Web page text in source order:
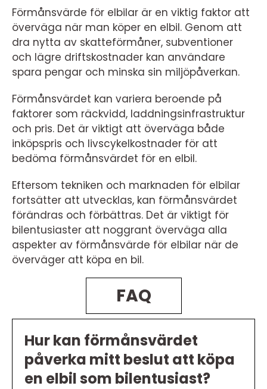
Förmånsvärde för elbilar är en viktig faktor att
överväga när man köper en elbil. Genom att
dra nytta av skatteförmåner, subventioner
och lägre driftskostnader kan användare
spara pengar och minska sin miljöpåverkan.
Förmånsvärdet kan variera beroende på
faktorer som räckvidd, laddningsinfrastruktur
och pris. Det är viktigt att överväga både
inköpspris och livscykelkostnader för att
bedöma förmånsvärdet för en elbil.
Eftersom tekniken och marknaden för elbilar
fortsätter att utvecklas, kan förmånsvärdet
förändras och förbättras. Det är viktigt för
bilentusiaster att noggrant överväga alla
aspekter av förmånsvärde för elbilar när de
överväger att köpa en bil.
FAQ
Hur kan förmånsvärdet
påverka mitt beslut att köpa
en elbil som bilentusiast?